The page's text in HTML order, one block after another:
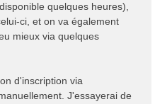
quelques heures),
ci, et on va également
mieux via quelques
d'inscription via
J'essayerai de